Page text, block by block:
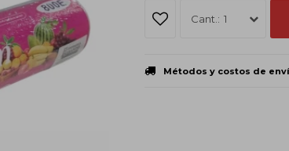
1
Métodos y costos de